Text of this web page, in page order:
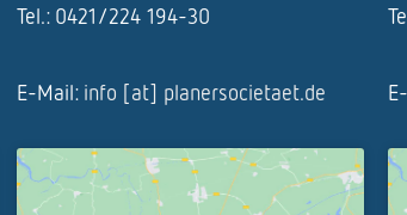
Tel.: 0421/224 194-30
E-Mail: info [at] planersocietaet.de